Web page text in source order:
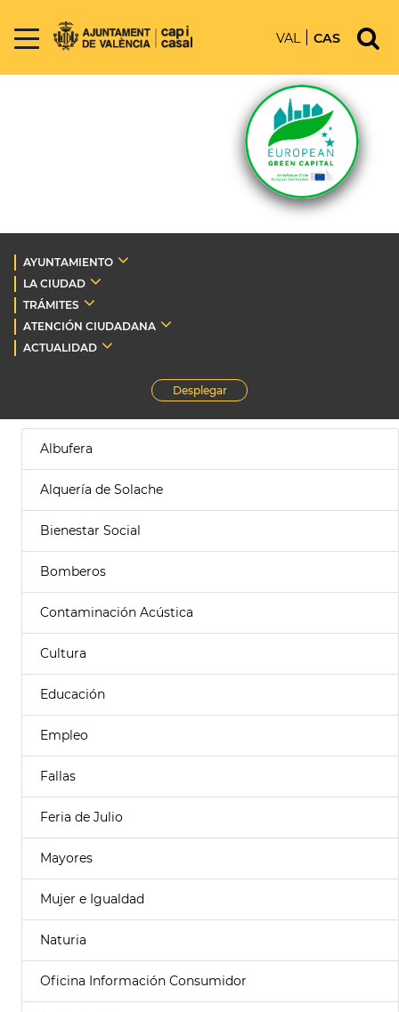
VAL CAS
AYUNTAMIENTO
LA CIUDAD
TRÁMITES
ATENCIÓN CIUDADANA
ACTUALIDAD
Desplegar
Albufera
Alquería de Solache
Bienestar Social
Bomberos
Contaminación Acústica
Cultura
Educación
Empleo
Fallas
Feria de Julio
Mayores
Mujer e Igualdad
Naturia
Oficina Información Consumidor